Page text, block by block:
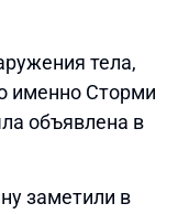
тела,
именно Сторми
объявлена в
заметили в